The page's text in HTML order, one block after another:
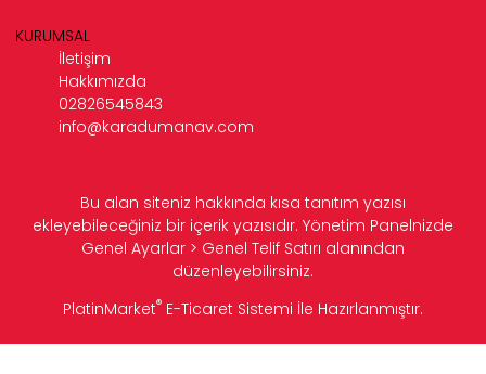
KURUMSAL
İletişim
Hakkımızda
02826545843
info@karadumanav.com
Bu alan siteniz hakkında kısa tanıtım yazısı
ekleyebileceğiniz bir içerik yazısıdır. Yönetim Panelnizde
Genel Ayarlar > Genel Telif Satırı alanından
düzenleyebilirsiniz.
PlatinMarket® E-Ticaret Sistemi İle Hazırlanmıştır.